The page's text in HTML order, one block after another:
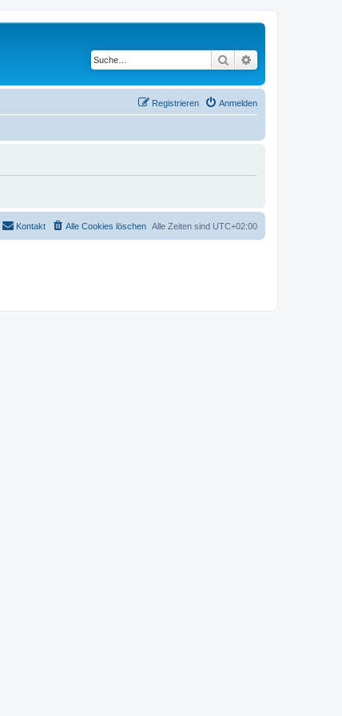
Suche
Anmelden
Registrieren
Alle Zeiten sind UTC+02:00
Alle Cookies löschen
Kontakt